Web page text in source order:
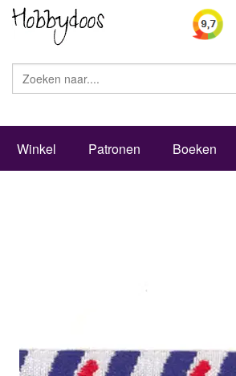
Winkel Patronen Boeken